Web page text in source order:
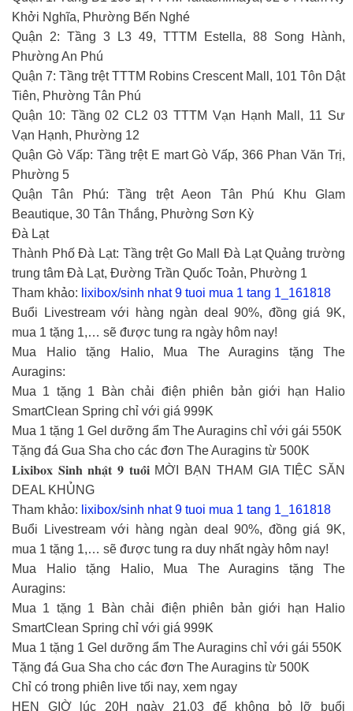
Khởi Nghĩa, Phường Bến Nghé
Quận 2: Tầng 3 L3 49, TTTM Estella, 88 Song Hành,
Phường An Phú
Quận 7: Tầng trệt TTTM Robins Crescent Mall, 101 Tôn Dật
Tiên, Phường Tân Phú
Quận 10: Tầng 02 CL2 03 TTTM Vạn Hạnh Mall, 11 Sư
Vạn Hạnh, Phường 12
Quận Gò Vấp: Tầng trệt E mart Gò Vấp, 366 Phan Văn Trị,
Phường 5
Quận Tân Phú: Tầng trệt Aeon Tân Phú Khu Glam
Beautique, 30 Tân Thắng, Phường Sơn Kỳ
Đà Lạt
Thành Phố Đà Lạt: Tầng trệt Go Mall Đà Lạt Quảng trường
trung tâm Đà Lạt, Đường Trần Quốc Toản, Phường 1
Tham khảo: lixibox/sinh nhat 9 tuoi mua 1 tang 1_161818
Buổi Livestream với hàng ngàn deal 90%, đồng giá 9K,
mua 1 tặng 1,… sẽ được tung ra ngày hôm nay!
Mua Halio tặng Halio, Mua The Auragins tặng The
Auragins:
Mua 1 tặng 1 Bàn chải điện phiên bản giới hạn Halio
SmartClean Spring chỉ với giá 999K
Mua 1 tặng 1 Gel dưỡng ẩm The Auragins chỉ với gái 550K
Tặng đá Gua Sha cho các đơn The Auragins từ 500K
𝐋𝐢𝐱𝐢𝐛𝐨𝐱 𝐒𝐢𝐧𝐡 𝐧𝐡𝐚̣̂𝐭 𝟗 𝐭𝐮𝐨̂̉𝐢 MỜI BẠN THAM GIA TIỆC SĂN
DEAL KHỦNG
Tham khảo: lixibox/sinh nhat 9 tuoi mua 1 tang 1_161818
Buổi Livestream với hàng ngàn deal 90%, đồng giá 9K,
mua 1 tặng 1,… sẽ được tung ra duy nhất ngày hôm nay!
Mua Halio tặng Halio, Mua The Auragins tặng The
Auragins:
Mua 1 tặng 1 Bàn chải điện phiên bản giới hạn Halio
SmartClean Spring chỉ với giá 999K
Mua 1 tặng 1 Gel dưỡng ẩm The Auragins chỉ với gái 550K
Tặng đá Gua Sha cho các đơn The Auragins từ 500K
Chỉ có trong phiên live tối nay, xem ngay
HẸN GIỜ lúc 20H ngày 21.03 để không bỏ lỡ buổi